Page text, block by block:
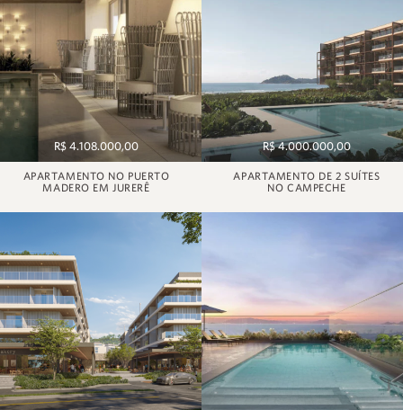
R$ 4.108.000,00
APARTAMENTO NO PUERTO
MADERO EM JURERÊ
R$ 4.000.000,00
APARTAMENTO DE 2 SUÍTES
NO CAMPECHE